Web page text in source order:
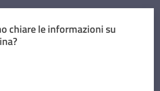
chiare le informazioni su